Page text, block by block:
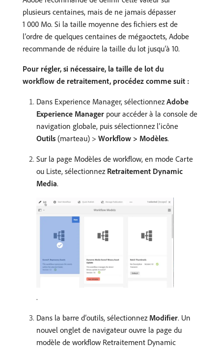
plusieurs centaines, mais de ne jamais dépasser
1 000 Mo. Si la taille moyenne des fichiers est de
l’ordre de quelques centaines de mégaoctets, Adobe
recommande de réduire la taille du lot jusqu’à 10.
Pour régler, si nécessaire, la taille de lot du
workflow de retraitement, procédez comme suit :
Dans Experience Manager, sélectionnez Adobe
Experience Manager pour accéder à la console de
navigation globale, puis sélectionnez l’icône
Outils (marteau) > Workflow > Modèles.
Sur la page Modèles de workflow, en mode Carte
ou Liste, sélectionnez Retraitement Dynamic
Media.
.
Dans la barre d’outils, sélectionnez Modifier. Un
nouvel onglet de navigateur ouvre la page du
modèle de workflow Retraitement Dynamic